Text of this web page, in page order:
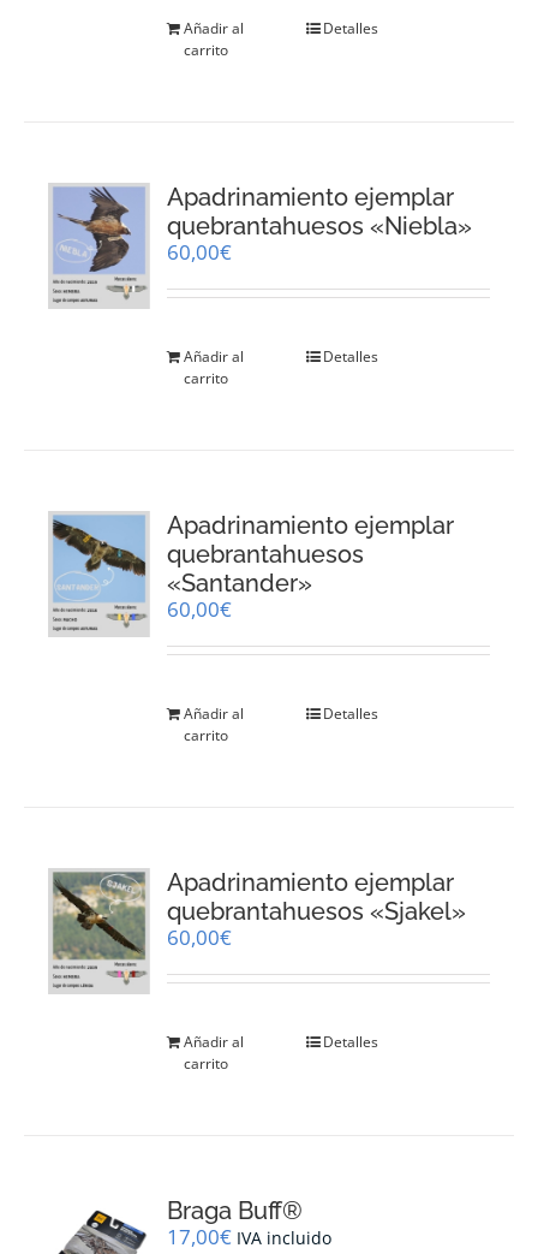
Añadir al
carrito
Detalles
Apadrinamiento ejemplar
quebrantahuesos «Niebla»
60,00€
Añadir al
carrito
Detalles
Apadrinamiento ejemplar
quebrantahuesos
«Santander»
60,00€
Añadir al
carrito
Detalles
Apadrinamiento ejemplar
quebrantahuesos «Sjakel»
60,00€
Añadir al
carrito
Detalles
Braga Buff®
17,00€ IVA incluido